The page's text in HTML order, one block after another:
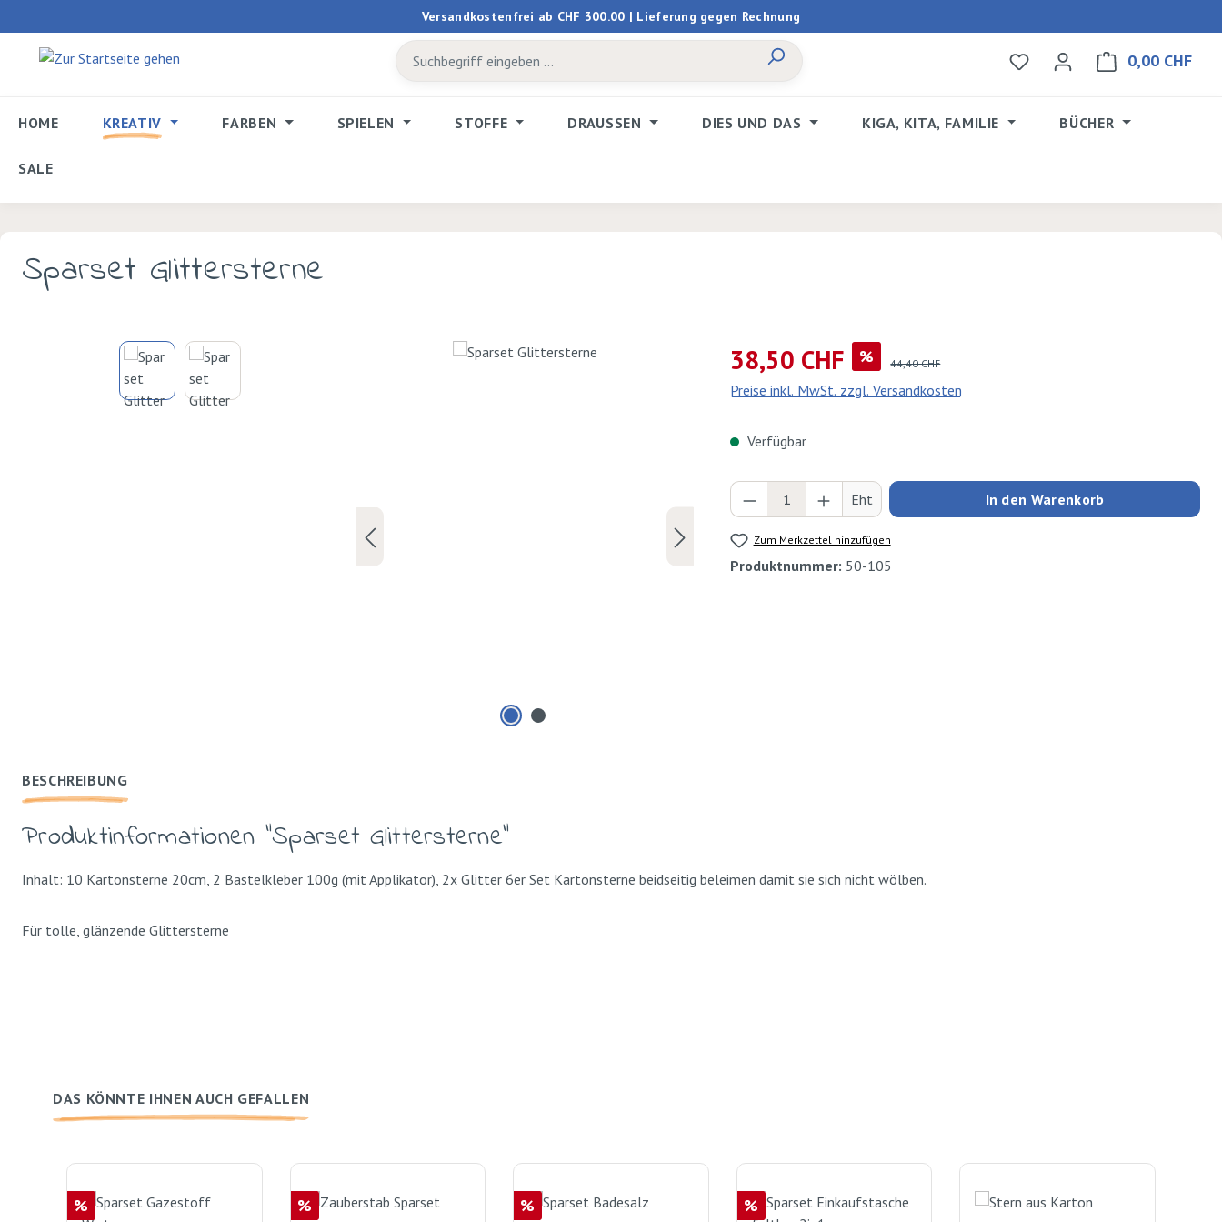
Versandkostenfrei ab CHF 300.00 | Lieferung gegen Rechnung
Du hast 0 Produkte auf
0,00 CHF
HOME KREATIV FARBEN SPIELEN STOFFE DRAUSSEN DIES UND DAS KIGA, KITA, FAMILIE BÜCHER
SALE
Sparset Glittersterne
Bildergalerie überspringen Verkaufspreis:
38,50 CHF % Regulärer Preis:
44,40 CHF
Preise inkl. MwSt. zzgl. Versandkosten
Verfügbar
Produkt Anzahl: Gib den gewünschten Wert ein
Eht In den Warenkorb
Zum Merkzettel hinzufügen
Produktnummer: 50-105
BESCHREIBUNG
Produktinformationen "Sparset Glittersterne"
Inhalt: 10 Kartonsterne 20cm, 2 Bastelkleber 100g (mit Applikator), 2x Glitter 6er Set Kartonsterne beidseitig beleimen damit sie sich nicht wölben.
Für tolle, glänzende Glittersterne
DAS KÖNNTE IHNEN AUCH GEFALLEN
Rabatt
% Rabatt
% Rabatt
% Rabatt
%